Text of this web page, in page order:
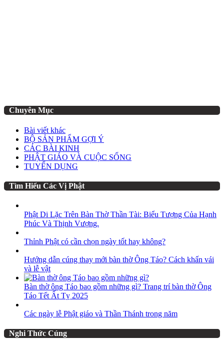
Chuyên Mục
Bài viết khác
BỘ SẢN PHẨM GỢI Ý
CÁC BÀI KINH
PHẬT GIÁO VÀ CUỘC SỐNG
TUYỂN DỤNG
Tìm Hiểu Các Vị Phật
Phật Di Lặc Trên Bàn Thờ Thần Tài: Biểu Tượng Của Hạnh
Phúc Và Thịnh Vượng.
Thỉnh Phật có cần chọn ngày tốt hay không?
Hướng dẫn cúng thay mới bàn thờ Ông Táo? Cách khấn vái
và lễ vật
Bàn thờ ông Táo bao gồm những gì? Trang trí bàn thờ Ông
Táo Tết Ất Tỵ 2025
Các ngày lễ Phật giáo và Thần Thánh trong năm
Nghi Thức Cúng